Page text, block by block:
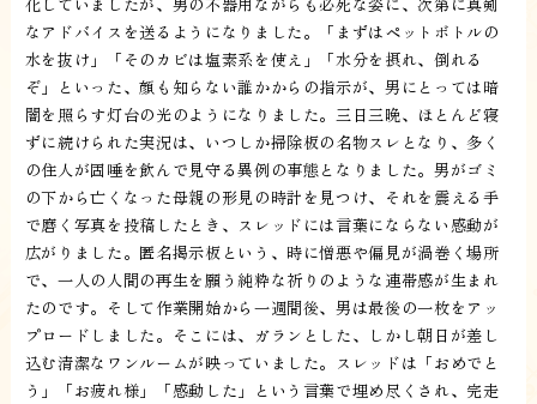
なアドバイスを送るようになりました。「まずはペットボトルの
水を抜け」「そのカビは塩素系を使え」「水分を摂れ、倒れる
ぞ」といった、顔も知らない誰かからの指示が、男にとっては暗
闇を照らす灯台の光のようになりました。三日三晩、ほとんど寝
ずに続けられた実況は、いつしか掃除板の名物スレとなり、多く
の住人が固唾を飲んで見守る異例の事態となりました。男がゴミ
の下から亡くなった母親の形見の時計を見つけ、それを震える手
で磨く写真を投稿したとき、スレッドには言葉にならない感動が
広がりました。匿名掲示板という、時に憎悪や偏見が渦巻く場所
で、一人の人間の再生を願う純粋な祈りのような連帯感が生まれ
たのです。そして作業開始から一週間後、男は最後の一枚をアッ
プロードしました。そこには、ガランとした、しかし朝日が差し
込む清潔なワンルームが映っていました。スレッドは「おめでと
う」「お疲れ様」「感動した」という言葉で埋め尽くされ、完走